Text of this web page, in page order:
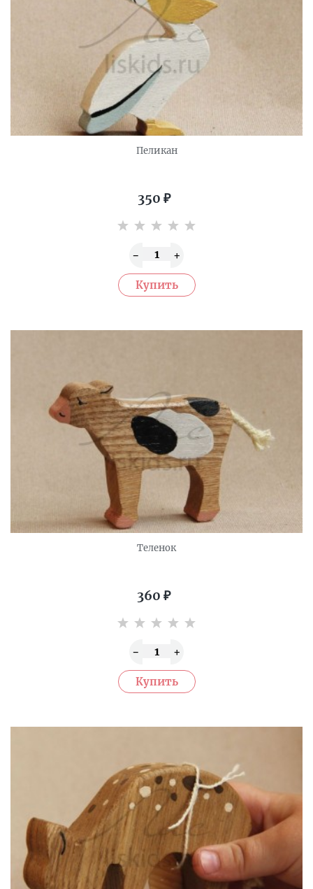
Пеликан
350 ₽
Теленок
360 ₽